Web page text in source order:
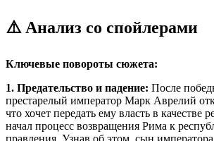
⚠️ Анализ со спойлерами
Ключевые повороты сюжета:
1. Предательство и падение: После
престарелый император Марк Аврелий
что хочет передать ему власть в качестве
начал процесс возвращения Рима к
правления. Узнав об этом, сын